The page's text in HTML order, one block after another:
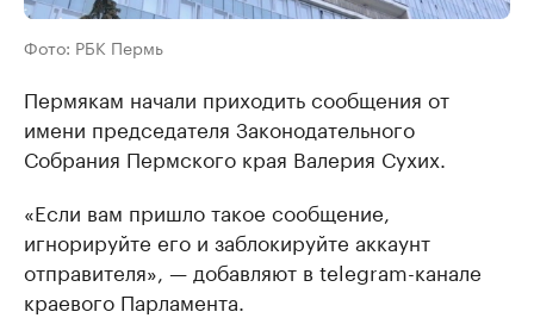
Фото: РБК Пермь
Пермякам начали приходить сообщения от
имени председателя Законодательного
Собрания Пермского края Валерия Сухих.
«Если вам пришло такое сообщение,
игнорируйте его и заблокируйте аккаунт
отправителя», — добавляют в telegram-канале
краевого Парламента.